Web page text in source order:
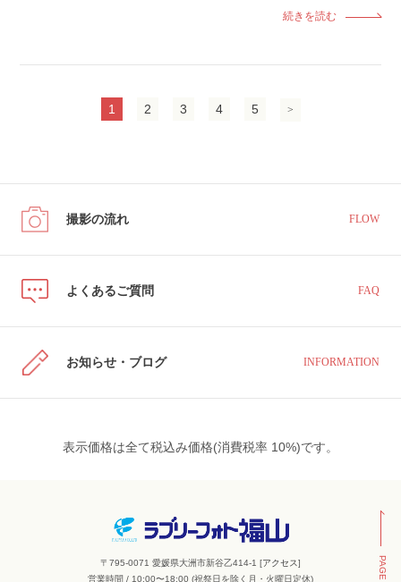
続きを読む
1 2 3 4 5 >
撮影の流れ FLOW
よくあるご質問 FAQ
お知らせ・ブログ INFORMATION
表示価格は全て税込み価格(消費税率 10%)です。
〒795-0071 愛媛県大洲市新谷乙414-1 [アクセス]
営業時間 / 10:00〜18:00 (祝祭日を除く月・火曜日定休)